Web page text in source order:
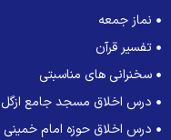
نماز جمعه
تفسیر قرآن
سخنرانی های مناسبتی
درس اخلاق مسجد جامع ازگل
درس اخلاق حوزه امام خمینی